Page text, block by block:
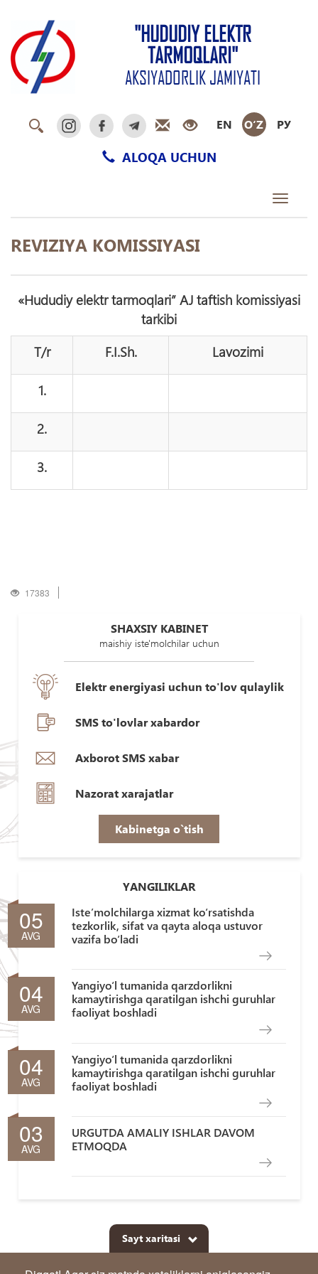
"HUDUDIY ELEKTR
TARMOQLARI"
AKSIYADORLIK JAMIYATI
EN O‘Z РУ
ALOQA UCHUN
Toggle
REVIZIYA KOMISSIYASI
«Hududiy elektr tarmoqlari” AJ taftish komissiyasi
tarkibi
Т/r
F.I.Sh. Lavozimi
1.
2.
3.
17383
SHAXSIY KABINET
maishiy iste'molchilar uchun
Elektr energiyasi uchun to'lov qulaylik
SMS to'lovlar xabardor
Axborot SMS xabar
Nazorat xarajatlar
Kabinetga o`tish
YANGILIKLAR
05
AVG
Iste’molchilarga xizmat ko‘rsatishda
tezkorlik, sifat va qayta aloqa ustuvor
vazifa bo‘ladi
04
AVG
Yangiyo‘l tumanida qarzdorlikni
kamaytirishga qaratilgan ishchi guruhlar
faoliyat boshladi
04
AVG
Yangiyo‘l tumanida qarzdorlikni
kamaytirishga qaratilgan ishchi guruhlar
faoliyat boshladi
03
AVG
URGUTDA AMALIY ISHLAR DAVOM
ETMOQDA
Sayt xaritasi